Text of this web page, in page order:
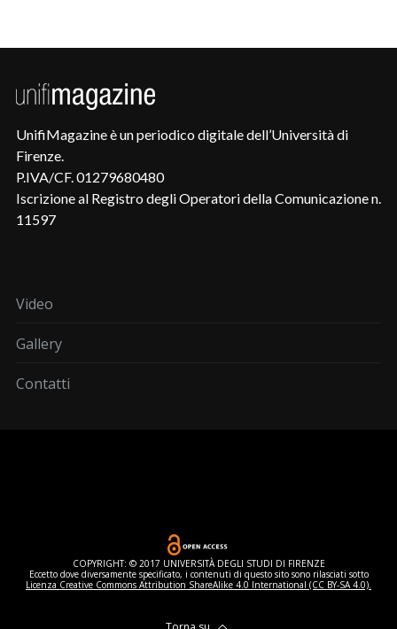
UnifiMagazine è un periodico digitale dell’Università di
Firenze.
P.IVA/CF. 01279680480
Iscrizione al Registro degli Operatori della Comunicazione n.
11597
Video
Gallery
Contatti
COPYRIGHT: © 2017 UNIVERSITÀ DEGLI STUDI DI FIRENZE
Eccetto dove diversamente specificato, i contenuti di questo sito sono rilasciati sotto
Licenza Creative Commons Attribution ShareAlike 4.0 International (CC BY-SA 4.0).